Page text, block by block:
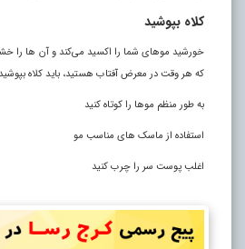
کلاه بپوشید
خورشید مو‌های شما را اکسید می‌کند و آن‌ ها را
که هر وقت در معرض آفتاب هستید، باید کلاه
به طور منظم مو‌ها را کوتاه کنید
استفاده از ماسک‌ های مناسب مو
اغلب پوست سر را چرب کنید